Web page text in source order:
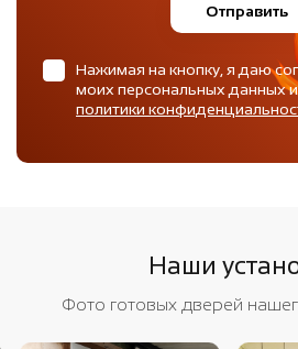
Отправить
Нажимая на кнопку, я даю
моих персональных данных
политики
Наши
Фото готовых дверей